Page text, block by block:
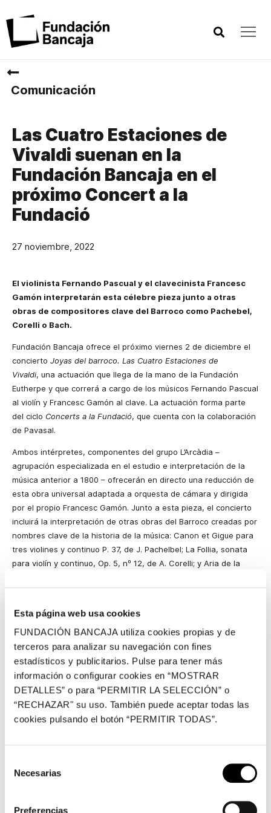
Esta página web usa cookies
FUNDACIÓN BANCAJA utiliza cookies propias y de
terceros para analizar su navegación con fines
estadísticos y publicitarios. Pulse para tener más
información o configurar cookies en “MOSTRAR
DETALLES” o para “PERMITIR LA SELECCIÓN” o
“RECHAZAR" su uso. También puede aceptar todas las
cookies pulsando el botón “PERMITIR TODAS”.
Necesarias
Preferencias
Comunicación
Las Cuatro Estaciones de
Vivaldi suenan en la
Fundación Bancaja en el
próximo Concert a la
Fundació
27 noviembre, 2022
El violinista Fernando Pascual y el clavecinista Francesc
Gamón interpretarán esta célebre pieza junto a otras
obras de compositores clave del Barroco como Pachebel,
Corelli o Bach.
Fundación Bancaja ofrece el próximo viernes 2 de diciembre el
concierto Joyas del barroco. Las Cuatro Estaciones de
Vivaldi, una actuación que llega de la mano de la Fundación
Eutherpe y que correrá a cargo de los músicos Fernando Pascual
al violín y Francesc Gamón al clave. La actuación forma parte
del ciclo Concerts a la Fundació, que cuenta con la colaboración
de Pavasal.
Ambos intérpretes, componentes del grupo L’Arcàdia –
agrupación especializada en el estudio e interpretación de la
música anterior a 1800 – ofrecerán en directo una reducción de
esta obra universal adaptada a orquesta de cámara y dirigida
por el propio Francesc Gamón. Junto a esta pieza, el concierto
incluirá la interpretación de otras obras del Barroco creadas por
nombres clave de la historia de la música: Canon et Gigue para
tres violines y continuo P. 37, de J. Pachelbel; La Follia, sonata
para violín y continuo, Op. 5, nº 12, de A. Corelli; y Aria de la
carrera ha cosechado varios premios como solista en concursos
nacionales e internacionales y también como miembro de varias
agrupaciones de cámara. Ha sido invitado a actuar en múltiples
festivales y entre 2010 y 2017 ha trabajado regularmente en la
Orquestra de València y la Orquestra de la Comunitat
Valenciana. Es licenciado en Filología Alemana por la Universitat
de València, Máster en Música por la Universitat Politécnica de
València y Doctor en Investigación en Humanidades, Artes y
Educación por la Universidad de Castilla-La Mancha. Ha ejercido
València, y máster en música de la Universidad Politécnica de